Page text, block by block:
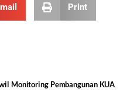
Print
Monitoring Pembangunan KUA